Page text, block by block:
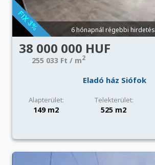
6 hónapnál régebbi hirdetés
38 000 000 HUF
255 033 Ft / m2
Eladó ház Siófok
Alapterület: Telekterület:
149 m2 525 m2